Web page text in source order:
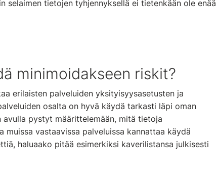
selaimen tietojen tyhjennyksellä ei tietenkään ole enää
minimoidakseen riskit?
erilaisten palveluiden yksityisyysasetusten ja
osalta on hyvä käydä tarkasti läpi oman
pystyt määrittelemään, mitä tietoja
vastaavissa palveluissa kannattaa käydä
haluaako pitää esimerkiksi kaverilistansa julkisesti